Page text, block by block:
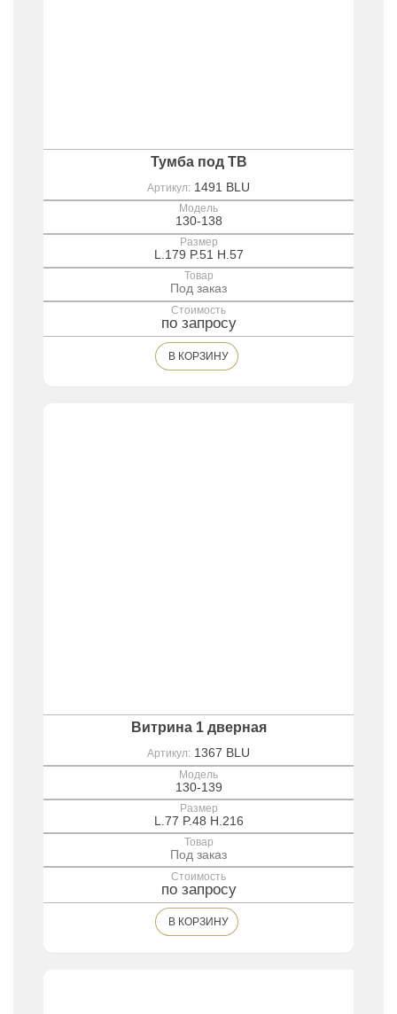
Тумба под ТВ
Артикул: 1491 BLU
Модель
130-138
Размер
L.179 P.51 H.57
Товар
Под заказ
Стоимость
по запросу
В КОРЗИНУ
Витрина 1 дверная
Артикул: 1367 BLU
Модель
130-139
Размер
L.77 P.48 H.216
Товар
Под заказ
Стоимость
по запросу
В КОРЗИНУ